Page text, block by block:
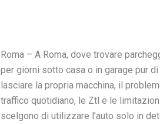
Roma – A Roma, dove trovare
per giorni sotto casa o in garage pur
lasciare la propria macchina, il
traffico quotidiano, le Ztl e le
scelgono di utilizzare l’auto solo in